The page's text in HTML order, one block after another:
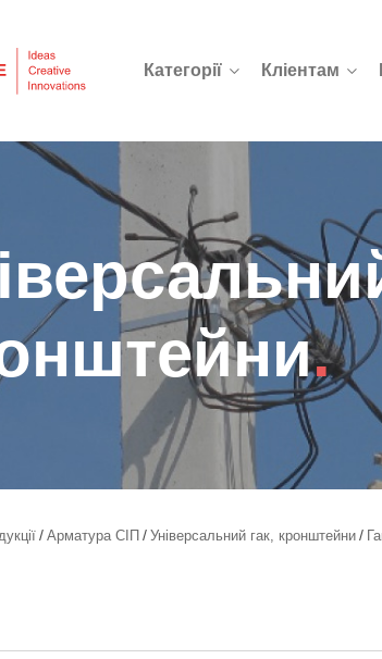
Категорії Кліентам
.
Арматура СІП Універсальний гак, кронштейни